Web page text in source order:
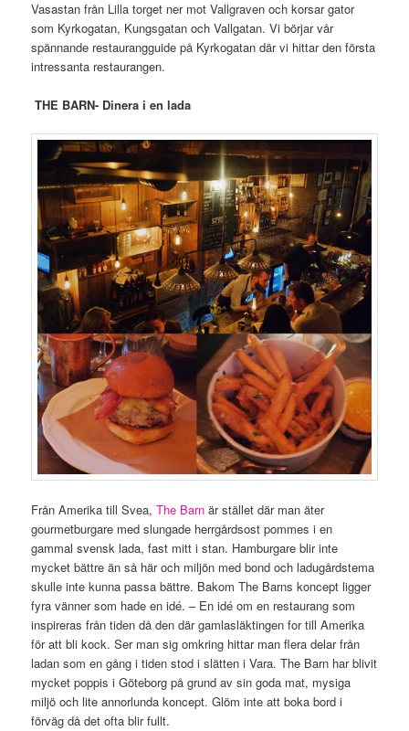
Vasastan från Lilla torget ner mot Vallgraven och korsar gator
som Kyrkogatan, Kungsgatan och Vallgatan. Vi börjar vår
spännande restaurangguide på Kyrkogatan där vi hittar den första
intressanta restaurangen.
THE BARN- Dinera i en lada
Från Amerika till Svea,The Barnär stället där man äter
gourmetburgare med slungade herrgårdsost pommes i en
gammal svensk lada, fast mitt i stan. Hamburgare blir inte
mycket bättre än så här och miljön med bond och ladugårdstema
skulle inte kunna passa bättre. Bakom The Barns koncept ligger
fyra vänner som hade en idé. – En idé om en restaurang som
inspireras från tiden då den där gamlasläktingen for till Amerika
för att bli kock. Ser man sig omkring hittar man flera delar från
ladan som en gång i tiden stod i slätten i Vara. The Barn har blivit
mycket poppis i Göteborg på grund av sin goda mat, mysiga
miljö och lite annorlunda koncept. Glöm inte att boka bord i
förväg då det ofta blir fullt.